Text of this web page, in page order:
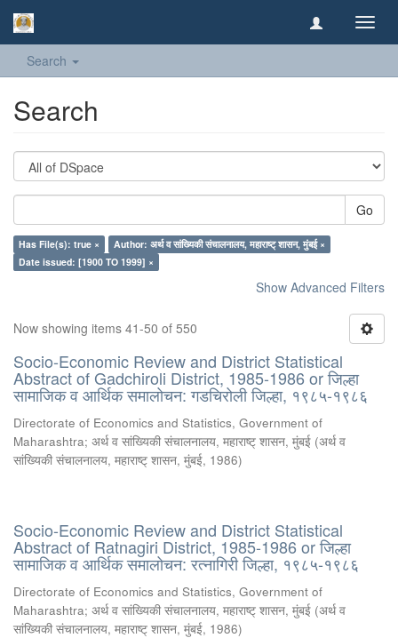
Search
Search
Go
Has File(s): true ×
Author: अर्थ व सांख्यिकी संचालनालय, महाराष्ट् शासन, मुंबई ×
Date issued: [1900 TO 1999] ×
Show Advanced Filters
Now showing items 41-50 of 550
Socio-Economic Review and District Statistical
Abstract of Gadchiroli District, 1985-1986 or जिल्हा
सामाजिक व आर्थिक समालोचन: गडचिरोली जिल्हा, १९८५-१९८६
Directorate of Economics and Statistics, Government of
Maharashtra; अर्थ व सांख्यिकी संचालनालय, महाराष्ट् शासन, मुंबई (अर्थ व
सांख्यिकी संचालनालय, महाराष्ट् शासन, मुंबई, 1986)
Socio-Economic Review and District Statistical
Abstract of Ratnagiri District, 1985-1986 or जिल्हा
सामाजिक व आर्थिक समालोचन: रत्नागिरी जिल्हा, १९८५-१९८६
Directorate of Economics and Statistics, Government of
Maharashtra; अर्थ व सांख्यिकी संचालनालय, महाराष्ट् शासन, मुंबई (अर्थ व
सांख्यिकी संचालनालय, महाराष्ट् शासन, मुंबई, 1986)